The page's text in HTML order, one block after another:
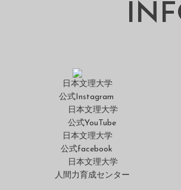
日本文理大学
公式Instagram
日本文理大学
公式YouTube
日本文理大学
公式facebook
日本文理大学
人間力育成センター